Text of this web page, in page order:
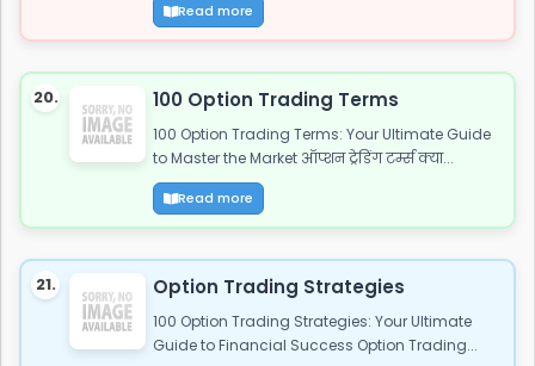
Read more
20. 100 Option Trading Terms
100 Option Trading Terms: Your Ultimate Guide
to Master the Market ऑप्शन ट्रेडिंग टर्म्स क्या...
Read more
21. Option Trading Strategies
100 Option Trading Strategies: Your Ultimate
Guide to Financial Success Option Trading...